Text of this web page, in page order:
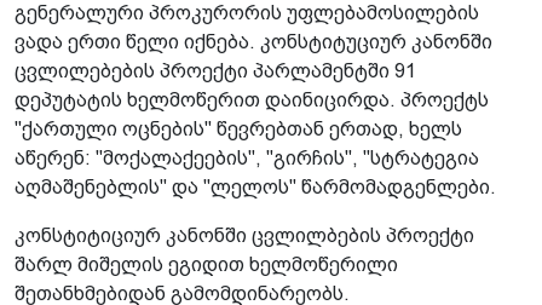
გენერალური პროკურორის უფლებამოსილების
ვადა ერთი წელი იქნება. კონსტიტუციურ კანონში
ცვლილებების პროექტი პარლამენტში 91
დეპუტატის ხელმოწერით დაინიცირდა. პროექტს
"ქართული ოცნების" წევრებთან ერთად, ხელს
აწერენ: "მოქალაქეების", "გირჩის", "სტრატეგია
აღმაშენებლის" და "ლელოს" წარმომადგენლები.
კონსტიტიციურ კანონში ცვლილბების პროექტი
შარლ მიშელის ეგიდით ხელმოწერილი
შეთანხმებიდან გამომდინარეობს.